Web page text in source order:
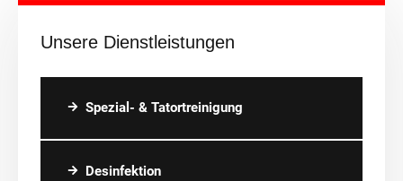
Unsere Dienstleistungen
Spezial- & Tatortreinigung
Desinfektion